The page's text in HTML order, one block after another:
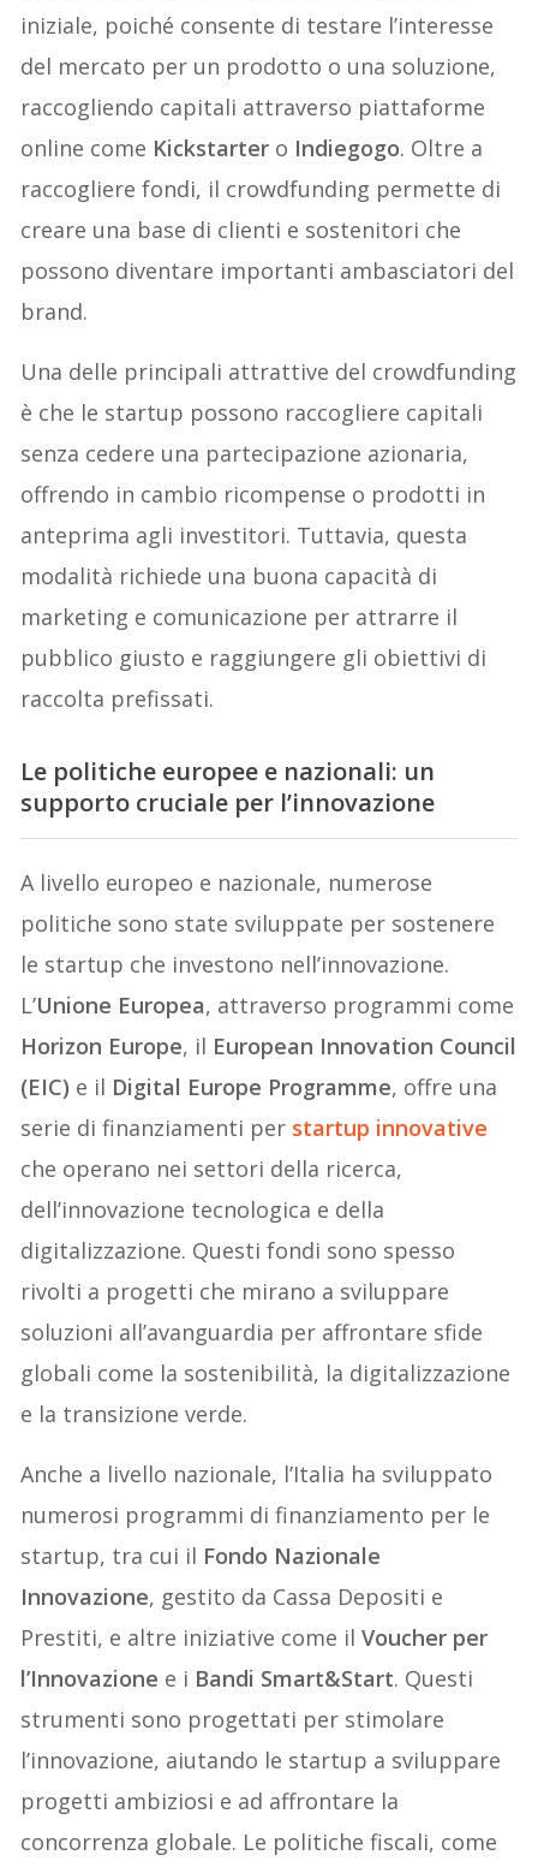
iniziale, poiché consente di testare l’interesse
del mercato per un prodotto o una soluzione,
raccogliendo capitali attraverso piattaforme
online come Kickstarter o Indiegogo. Oltre a
raccogliere fondi, il crowdfunding permette di
creare una base di clienti e sostenitori che
possono diventare importanti ambasciatori del
brand.
Una delle principali attrattive del crowdfunding
è che le startup possono raccogliere capitali
senza cedere una partecipazione azionaria,
offrendo in cambio ricompense o prodotti in
anteprima agli investitori. Tuttavia, questa
modalità richiede una buona capacità di
marketing e comunicazione per attrarre il
pubblico giusto e raggiungere gli obiettivi di
raccolta prefissati.
Le politiche europee e nazionali: un
supporto cruciale per l’innovazione
A livello europeo e nazionale, numerose
politiche sono state sviluppate per sostenere
le startup che investono nell’innovazione.
L’Unione Europea, attraverso programmi come
Horizon Europe, il European Innovation Council
(EIC) e il Digital Europe Programme, offre una
serie di finanziamenti per startup innovative
che operano nei settori della ricerca,
dell’innovazione tecnologica e della
digitalizzazione. Questi fondi sono spesso
rivolti a progetti che mirano a sviluppare
soluzioni all’avanguardia per affrontare sfide
globali come la sostenibilità, la digitalizzazione
e la transizione verde.
Anche a livello nazionale, l’Italia ha sviluppato
numerosi programmi di finanziamento per le
startup, tra cui il Fondo Nazionale
Innovazione, gestito da Cassa Depositi e
Prestiti, e altre iniziative come ilVoucher per
l’Innovazione e i Bandi Smart&Start. Questi
strumenti sono progettati per stimolare
l’innovazione, aiutando le startup a sviluppare
progetti ambiziosi e ad affrontare la
concorrenza globale. Le politiche fiscali, come